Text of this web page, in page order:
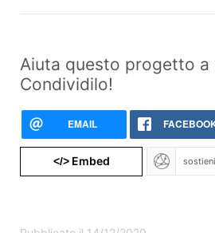
Aiuta questo progetto a
Condividilo!
EMAIL
</>Embed